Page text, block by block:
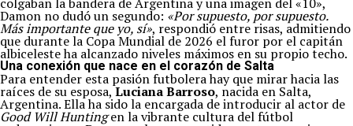
Damon no dudó un segundo: «Por supuesto, por supuesto.
Más importante que yo, sí», respondió entre risas, admitiendo
que durante la Copa Mundial de 2026 el furor por el capitán
albiceleste ha alcanzado niveles máximos en su propio techo.
Una conexión que nace en el corazón de Salta
Para entender esta pasión futbolera hay que mirar hacia las
raíces de su esposa,Luciana Barroso, nacida en Salta,
Argentina. Ella ha sido la encargada de introducir al actor de
Good Will Huntingen la vibrante cultura del fútbol